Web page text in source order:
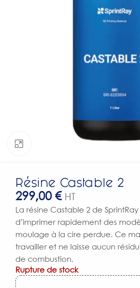
Résine Castable 2
299,00 € HT
La résine Castable 2 de
d’imprimer rapidement des
moulage à la cire perdue. Ce
travailler et ne laisse aucun
de combustion.
Rupture de stock